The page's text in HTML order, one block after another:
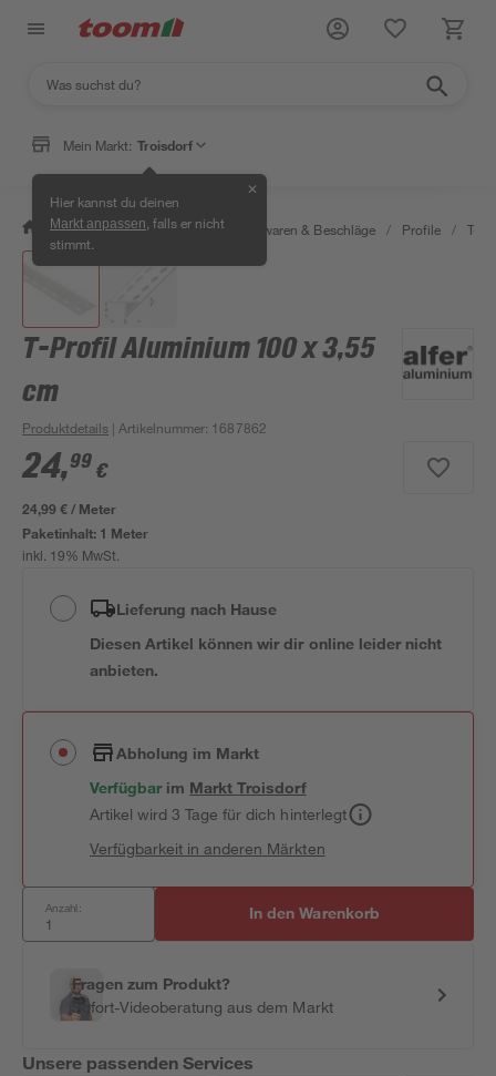
Mein Markt: Troisdorf
Hier kannst du deinen
Markt anpassen , falls er nicht
stimmt.
✕
/ Werkstatt & Maschinen / Eisenwaren & Beschläge / Profile / T-
T-Profil Aluminium 100 x 3,55
cm
Produktdetails | Artikelnummer: 1687862
24,99 €
24,99 € / Meter
Paketinhalt: 1 Meter
inkl. 19% MwSt.
Lieferung nach Hause
Diesen Artikel können wir dir online leider nicht
anbieten.
Abholung im Markt
Verfügbar im MarktTroisdorf
Artikel wird 3 Tage für dich hinterlegt
Verfügbarkeit in anderen Märkten
Anzahl: In den Warenkorb
Fragen zum Produkt?
Sofort-Videoberatung aus dem Markt
Unsere passenden Services